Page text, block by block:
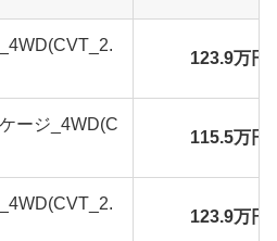
123.9万円
ージ_4WD(C
115.5万円
123.9万円